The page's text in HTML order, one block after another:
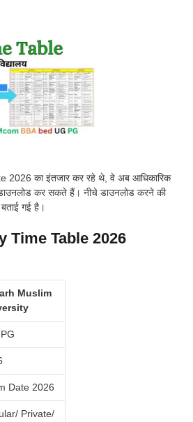
2026 का इंतजार कर रहे थे, वे अब आधिकारिक
कर सकते हैं। नीचे डाउनलोड करने की
गई है।
Time Table 2026
Muslim
Date 2026
Private/